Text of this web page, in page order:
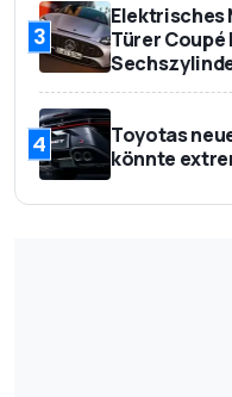
3
Elektrisches
Türer Coupé
4
Toyotas
könnte